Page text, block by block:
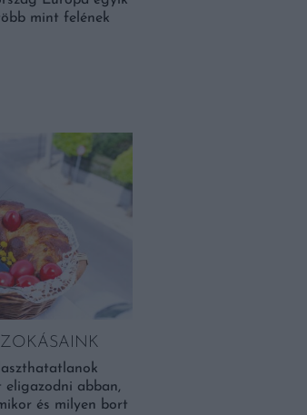
mint felének
eligazodni abban,
és milyen bort